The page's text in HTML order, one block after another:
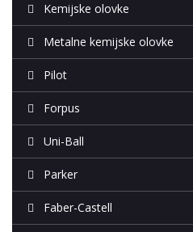
Kemijske olovke
Metalne kemijske olovke
Pilot
Forpus
Uni-Ball
Parker
Faber-Castell